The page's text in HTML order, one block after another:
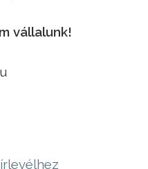
vállalunk!